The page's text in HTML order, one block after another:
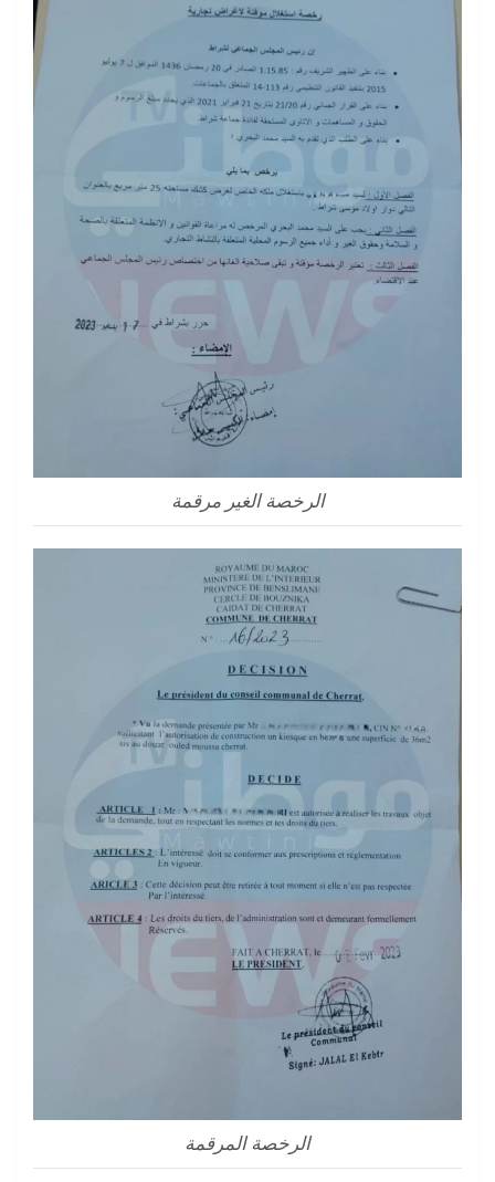
الرخصة الغير مرقمة
الرخصة المرقمة